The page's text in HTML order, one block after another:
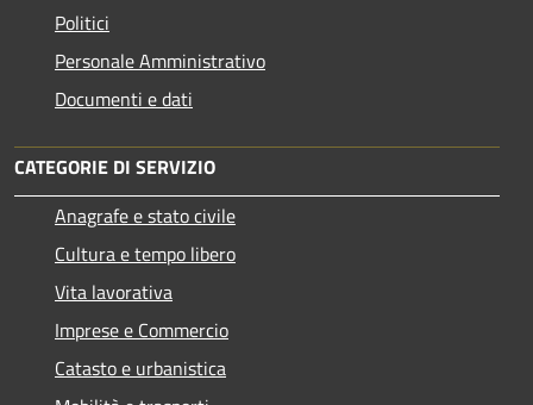
Politici
Personale Amministrativo
Documenti e dati
CATEGORIE DI SERVIZIO
Anagrafe e stato civile
Cultura e tempo libero
Vita lavorativa
Imprese e Commercio
Catasto e urbanistica